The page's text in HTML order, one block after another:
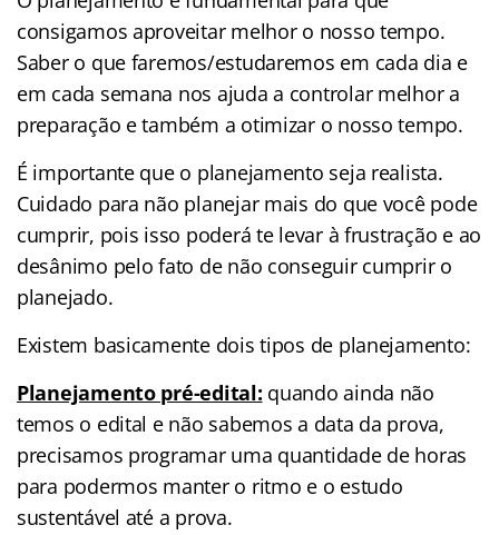
consigamos aproveitar melhor o nosso tempo.
Saber o que faremos/estudaremos em cada dia e
em cada semana nos ajuda a controlar melhor a
preparação e também a otimizar o nosso tempo.
É importante que o planejamento seja realista.
Cuidado para não planejar mais do que você pode
cumprir, pois isso poderá te levar à frustração e ao
desânimo pelo fato de não conseguir cumprir o
planejado.
Existem basicamente dois tipos de planejamento:
Planejamento pré-edital: quando ainda não
temos o edital e não sabemos a data da prova,
precisamos programar uma quantidade de horas
para podermos manter o ritmo e o estudo
sustentável até a prova.